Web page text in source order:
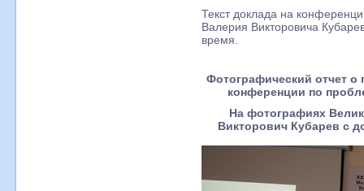
Текст доклада на
Валерия Викторовича
время.
Фотографический отчет о
конференции по
На фотографиях
Викторович Кубарев с